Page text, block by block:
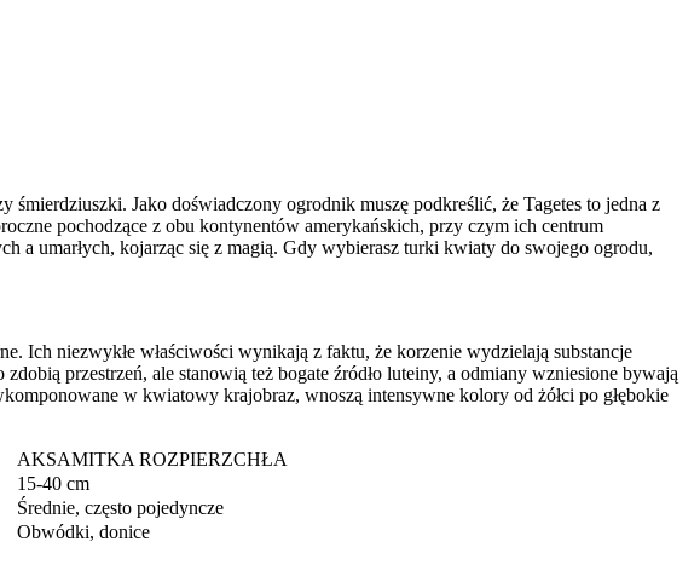
Jako doświadczony ogrodnik muszę podkreślić, że Tagetes to jedna z
pochodzące z obu kontynentów amerykańskich, przy czym ich centrum
a umarłych, kojarząc się z magią. Gdy wybierasz turki kwiaty do swojego ogrodu,
Ich niezwykłe właściwości wynikają z faktu, że korzenie wydzielają substancje
przestrzeń, ale stanowią też bogate źródło luteiny, a odmiany wzniesione bywają
w kwiatowy krajobraz, wnoszą intensywne kolory od żółci po głębokie
AKSAMITKA ROZPIERZCHŁA
15-40 cm
Średnie, często pojedyncze
Obwódki, donice